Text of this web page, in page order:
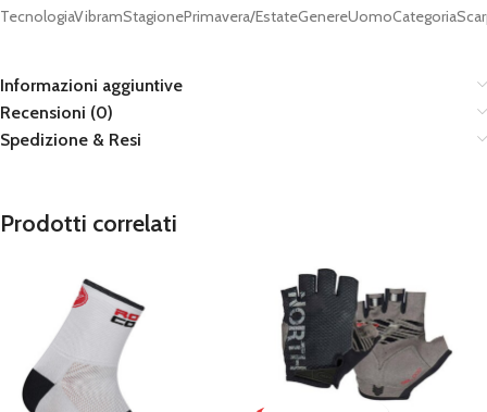
TecnologiaVibramStagionePrimavera/
Informazioni aggiuntive
Recensioni (0)
Spedizione & Resi
Prodotti correlati